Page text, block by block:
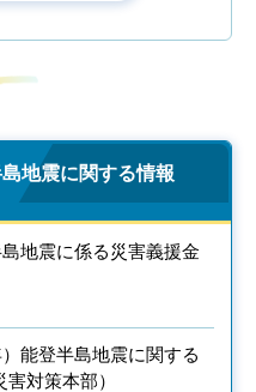
地震に関する情報
地震に係る災害義援金
能登半島地震に関する
対策本部）